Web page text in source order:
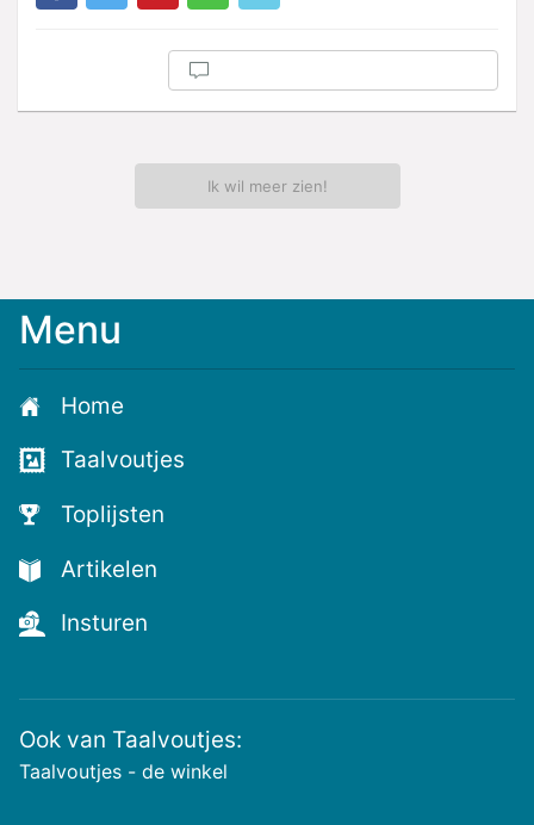
Ik wil meer zien!
Meld
voor
de
nieuwste
voutjes
en
de
voutste
nieuwtjes!
Menu
Home
Taalvoutjes
Toplijsten
Artikelen
Insturen
Ook van Taalvoutjes:
Taalvoutjes - de winkel